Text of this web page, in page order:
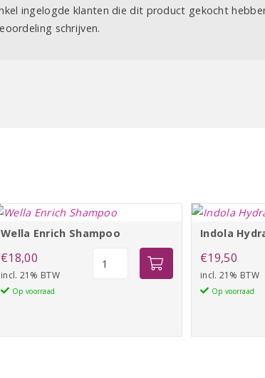
ingelogde klanten die dit product gekocht
schrijven.
Wella Enrich Shampoo
€18,00
incl. 21% BTW
Op voorraad
Indola
€19,50
incl. 21% BTW
Op voorraad